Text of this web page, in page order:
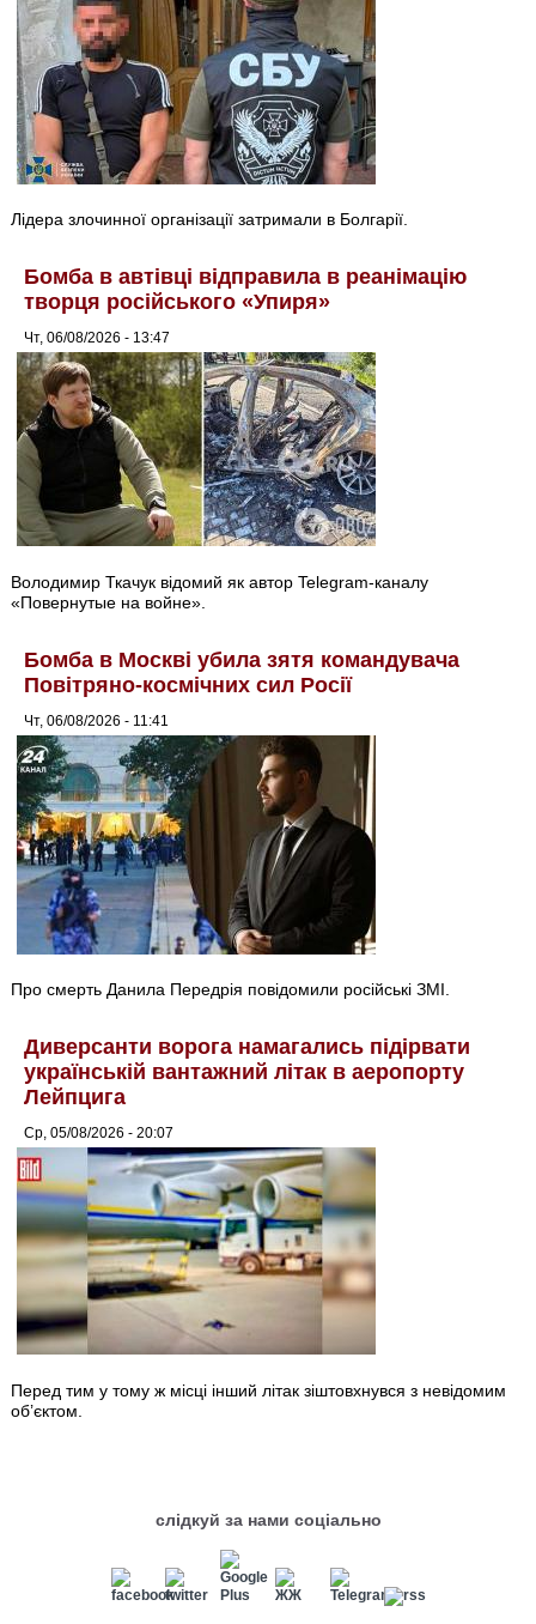
Лідера злочинної організації затримали в Болгарії.
Бомба в автівці відправила в реанімацію
творця російського «Упиря»
Чт, 06/08/2026 - 13:47
Володимир Ткачук відомий як автор Telegram-каналу
«Повернутые на войне».
Бомба в Москві убила зятя командувача
Повітряно-космічних сил Росії
Чт, 06/08/2026 - 11:41
Про смерть Данила Передрія повідомили російські ЗМІ.
Диверсанти ворога намагались підірвати
українській вантажний літак в аеропорту
Лейпцига
Ср, 05/08/2026 - 20:07
Перед тим у тому ж місці інший літак зіштовхнувся з невідомим
об’єктом.
слідкуй за нами соціально